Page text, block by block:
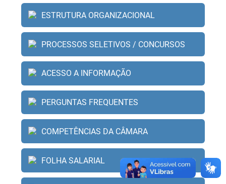
ESTRUTURA ORGANIZACIONAL
PROCESSOS SELETIVOS / CONCURSOS
ACESSO A INFORMAÇÃO
PERGUNTAS FREQUENTES
COMPETÊNCIAS DA CÂMARA
FOLHA SALARIAL